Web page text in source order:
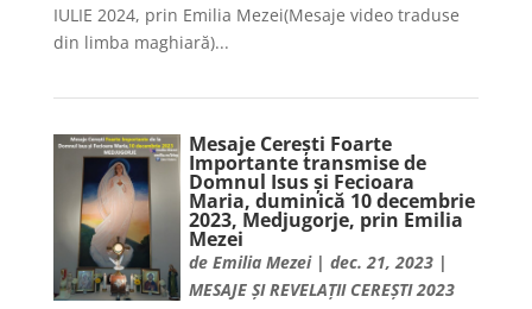
IULIE 2024, prin Emilia Mezei(Mesaje video traduse
din limba maghiară)...
Mesaje Cerești Foarte
Importante transmise de
Domnul Isus și Fecioara
Maria, duminică 10 decembrie
2023, Medjugorje, prin Emilia
Mezei
deEmilia Mezei|dec. 21, 2023 |
MESAJE ȘI REVELAȚII CEREȘTI 2023